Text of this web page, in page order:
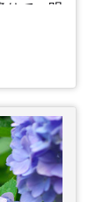
りて、明
で大仏
した。
た時に
」のだ
岡八幡宮
事だろ